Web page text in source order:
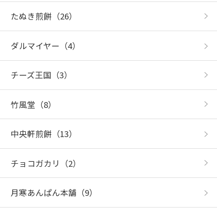
たぬき煎餅 （26）
ダルマイヤー （4）
チーズ王国 （3）
竹風堂 （8）
中央軒煎餅 （13）
チョコガカリ （2）
月寒あんぱん本舗 （9）